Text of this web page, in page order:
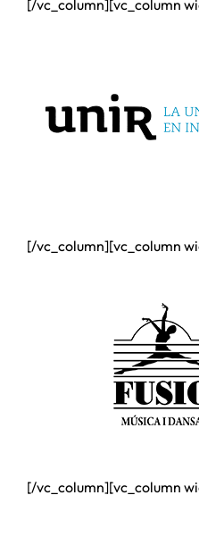
[/vc_column][vc_column
[/vc_column][vc_column
[/vc_column][vc_column